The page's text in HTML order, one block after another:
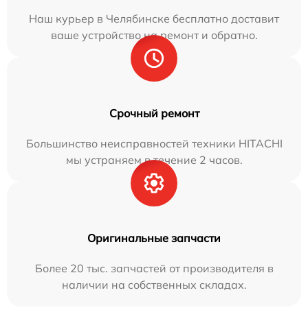
Наш курьер в Челябинске бесплатно доставит
ваше устройство на ремонт и обратно.
Срочный ремонт
Большинство неисправностей техники HITACHI
мы устраняем в течение 2 часов.
Оригинальные запчасти
Более 20 тыс. запчастей от производителя в
наличии на собственных складах.